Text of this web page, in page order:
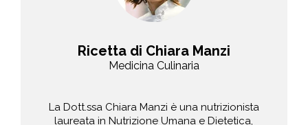
Ricetta di Chiara Manzi
Medicina Culinaria
La Dott.ssa Chiara Manzi è una nutrizionista
laureata in Nutrizione Umana e Dietetica,